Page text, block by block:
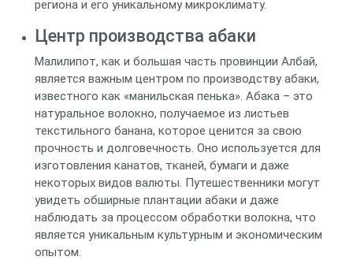
региона и его уникальному микроклимату.
Центр производства абаки
Малилипот, как и большая часть провинции Албай,
является важным центром по производству абаки,
известного как «манильская пенька». Абака – это
натуральное волокно, получаемое из листьев
текстильного банана, которое ценится за свою
прочность и долговечность. Оно используется для
изготовления канатов, тканей, бумаги и даже
некоторых видов валюты. Путешественники могут
увидеть обширные плантации абаки и даже
наблюдать за процессом обработки волокна, что
является уникальным культурным и экономическим
опытом.